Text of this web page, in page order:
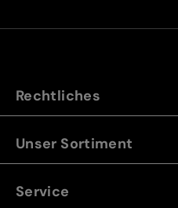
Rechtliches
Unser Sortiment
Service